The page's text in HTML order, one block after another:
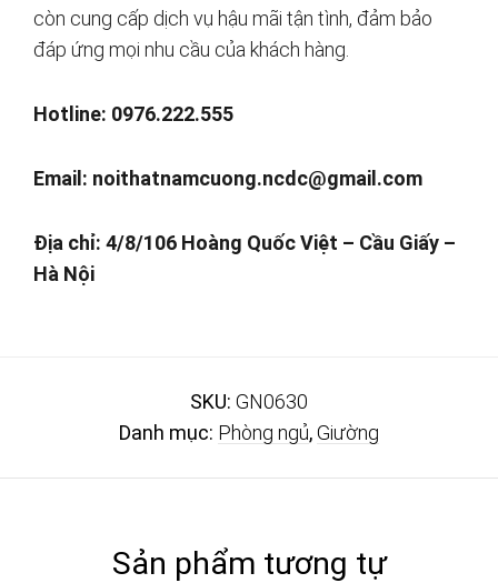
còn cung cấp dịch vụ hậu mãi tận tình, đảm bảo
đáp ứng mọi nhu cầu của khách hàng.
Hotline: 0976.222.555
Email: noithatnamcuong.ncdc@gmail.com
Địa chỉ: 4/8/106 Hoàng Quốc Việt – Cầu Giấy –
Hà Nội
SKU: GN0630
Danh mục: Phòng ngủ,Giường
Sản phẩm tương tự